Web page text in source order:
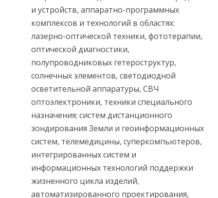
и устройств, аппаратно-программных
комплексов и технологий в областях:
лазерно-оптической техники, фототерапии,
оптической диагностики,
полупроводниковых гетероструктур,
солнечных элементов, светодиодной
осветительной аппаратуры, СВЧ
оптоэлектроники, техники специального
назначения; систем дистанционного
зондирования Земли и геоинформационных
систем, телемедицины, суперкомпьютеров,
интегрированных систем и
информационных технологий поддержки
жизненного цикла изделий,
автоматизированного проектирования,